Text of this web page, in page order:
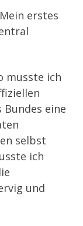
erstes
musste ich
Bundes eine
selbst
ich
und